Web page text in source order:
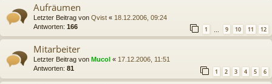
Aufräumen
Letzter Beitrag von Qvist « 18.12.2006, 09:24
Antworten: 166 1 … 9 10 11 12
Mitarbeiter
Letzter Beitrag von Mucol « 17.12.2006, 11:51
Antworten: 81 1 2 3 4 5 6